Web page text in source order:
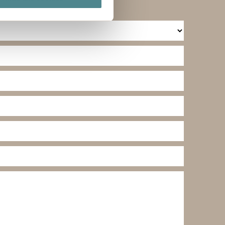
Ved at tillade cookies